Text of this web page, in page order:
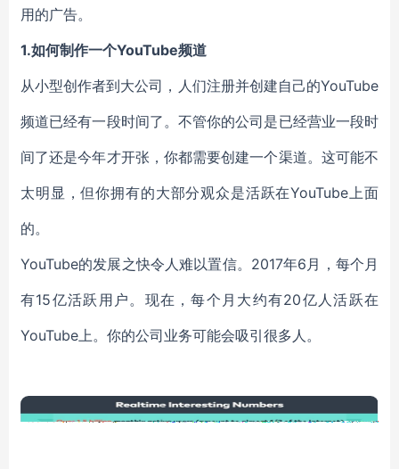
用的广告。
1.如何制作一个YouTube频道
从小型创作者到大公司，人们注册并创建自己的YouTube
频道已经有一段时间了。不管你的公司是已经营业一段时
间了还是今年才开张，你都需要创建一个渠道。这可能不
太明显，但你拥有的大部分观众是活跃在YouTube上面
的。
YouTube的发展之快令人难以置信。2017年6月，每个月
有15亿活跃用户。现在，每个月大约有20亿人活跃在
YouTube上。你的公司业务可能会吸引很多人。